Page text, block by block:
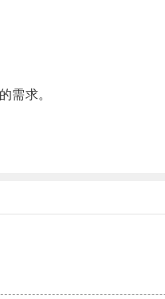
需求。